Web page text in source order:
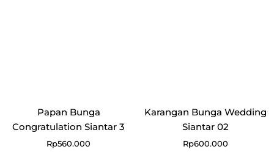
Papan Bunga
Congratulation Siantar 3
Rp560.000
Karangan Bunga Wedding
Siantar 02
Rp600.000